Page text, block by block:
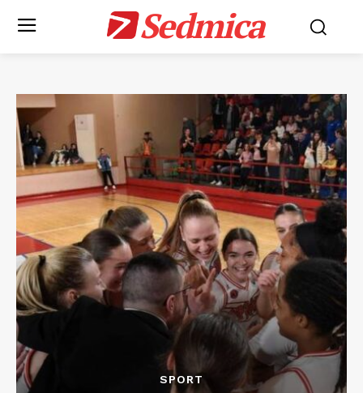
Sedmica
SPORT